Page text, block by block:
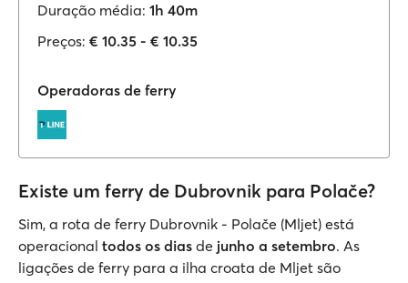
Duração média: 1h 40m
Preços: € 10.35 - € 10.35
Operadoras de ferry
Existe um ferry de Dubrovnik para Polače?
Sim, a rota de ferry Dubrovnik - Polače (Mljet) está
operacional todos os dias de junho a setembro. As
ligações de ferry para a ilha croata de Mljet são